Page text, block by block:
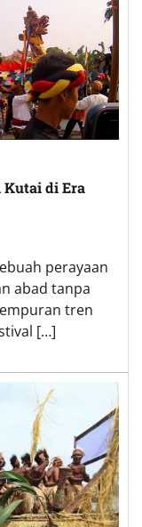
Kutai di Era
perayaan
abad tanpa
tren
[…]